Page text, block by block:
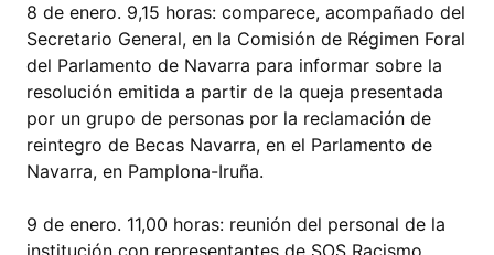
8 de enero. 9,15 horas: comparece, acompañado del
Secretario General, en la Comisión de Régimen Foral
del Parlamento de Navarra para informar sobre la
resolución emitida a partir de la queja presentada
por un grupo de personas por la reclamación de
reintegro de Becas Navarra, en el Parlamento de
Navarra, en Pamplona-Iruña.
9 de enero. 11,00 horas: reunión del personal de la